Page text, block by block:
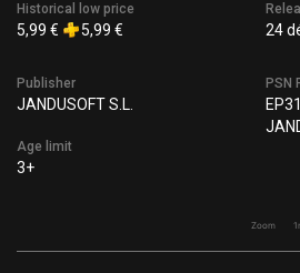
Historical low price
5,99 € 5,99 € 24
Publisher
JANDUSOFT S.L.
Age limit
3+
PSN
Zoom